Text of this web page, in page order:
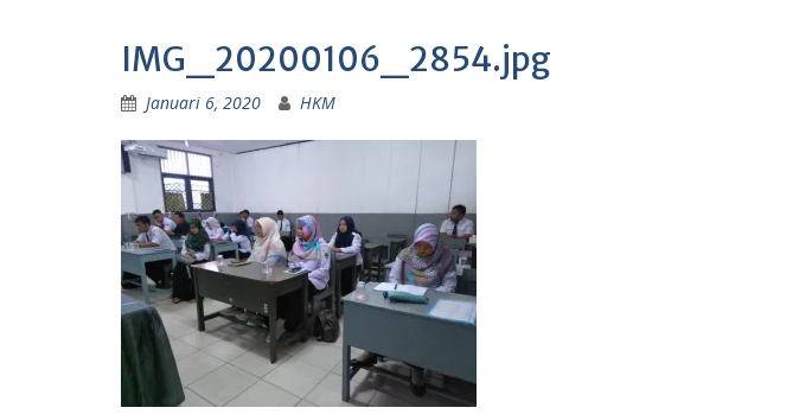
IMG_20200106_2854.jpg
Januari 6, 2020 HKM